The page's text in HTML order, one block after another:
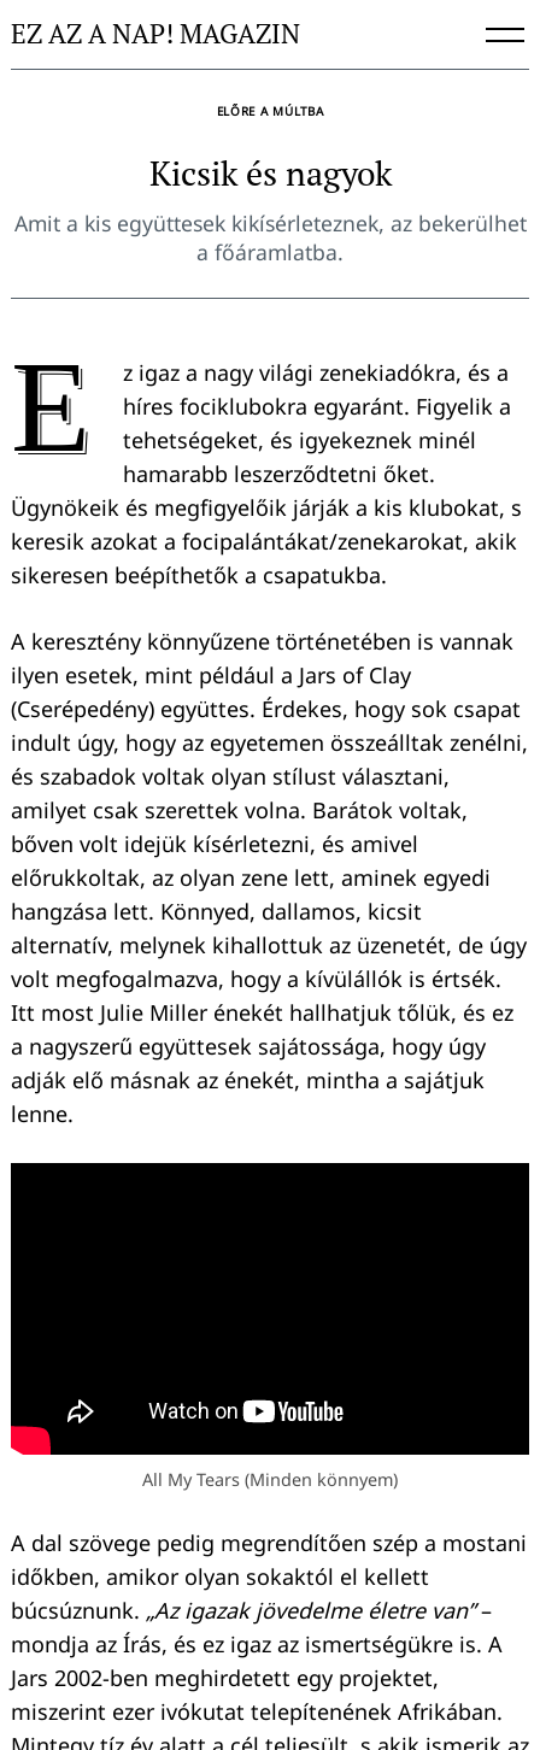
toEZ AZ A NAP! MAGAZIN
ELŐRE A MÚLTBA
Kicsik és nagyok
Amit a kis együttesek kikísérleteznek, az bekerülhet
a főáramlatba.
E
z igaz a nagy világi zenekiadókra, és a
híres fociklubokra egyaránt. Figyelik a
tehetségeket, és igyekeznek minél
hamarabb leszerződtetni őket.
Ügynökeik és megfigyelőik járják a kis klubokat, s
keresik azokat a focipalántákat/zenekarokat, akik
sikeresen beépíthetők a csapatukba.
A keresztény könnyűzene történetében is vannak
ilyen esetek, mint például a Jars of Clay
(Cserépedény) együttes. Érdekes, hogy sok csapat
indult úgy, hogy az egyetemen összeálltak zenélni,
és szabadok voltak olyan stílust választani,
amilyet csak szerettek volna. Barátok voltak,
bőven volt idejük kísérletezni, és amivel
előrukkoltak, az olyan zene lett, aminek egyedi
hangzása lett. Könnyed, dallamos, kicsit
alternatív, melynek kihallottuk az üzenetét, de úgy
volt megfogalmazva, hogy a kívülállók is értsék.
Itt most Julie Miller énekét hallhatjuk tőlük, és ez
a nagyszerű együttesek sajátossága, hogy úgy
adják elő másnak az énekét, mintha a sajátjuk
lenne.
All My Tears (Minden könnyem)
A dal szövege pedig megrendítően szép a mostani
időkben, amikor olyan sokaktól el kellett
búcsúznunk. „Az igazak jövedelme életre van”–
mondja az Írás, és ez igaz az ismertségükre is. A
Jars 2002-ben meghirdetett egy projektet,
miszerint ezer ivókutat telepítenének Afrikában.